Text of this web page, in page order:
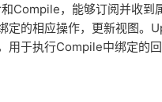
Compile，能够订阅并收到
定的相应操作，更新视图。
用于执行Compile中绑定的